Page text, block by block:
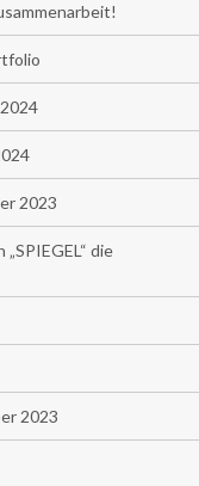
2023
die
2023